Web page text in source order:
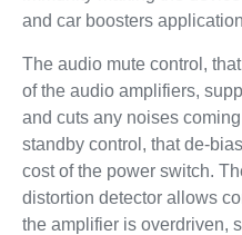
and car boosters
The audio mute control,
of the audio amplifiers,
and cuts any noises
standby control, that de-
cost of the power switch.
distortion detector allows
the amplifier is overdriven,